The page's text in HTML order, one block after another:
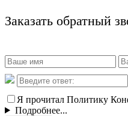
Заказать обратный
Я прочитал Политику
Подробнее...